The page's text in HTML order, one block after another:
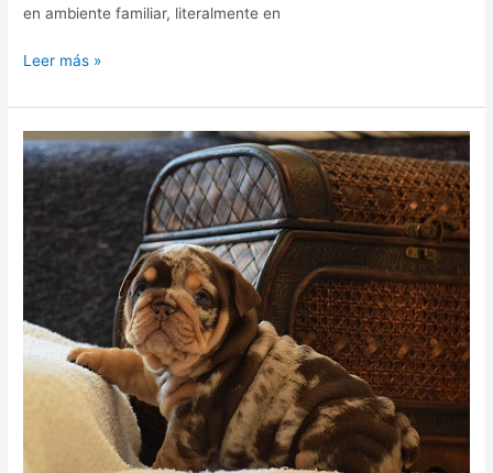
en ambiente familiar, literalmente en
Leer más »
Chocolate
Tan
Merle